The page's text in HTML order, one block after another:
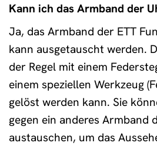
Kann ich das Armband der
Ja, das Armband der ETT
kann ausgetauscht werden.
der Regel mit einem
einem speziellen Werkzeug
gelöst werden kann. Sie
gegen ein anderes Armband
austauschen, um das